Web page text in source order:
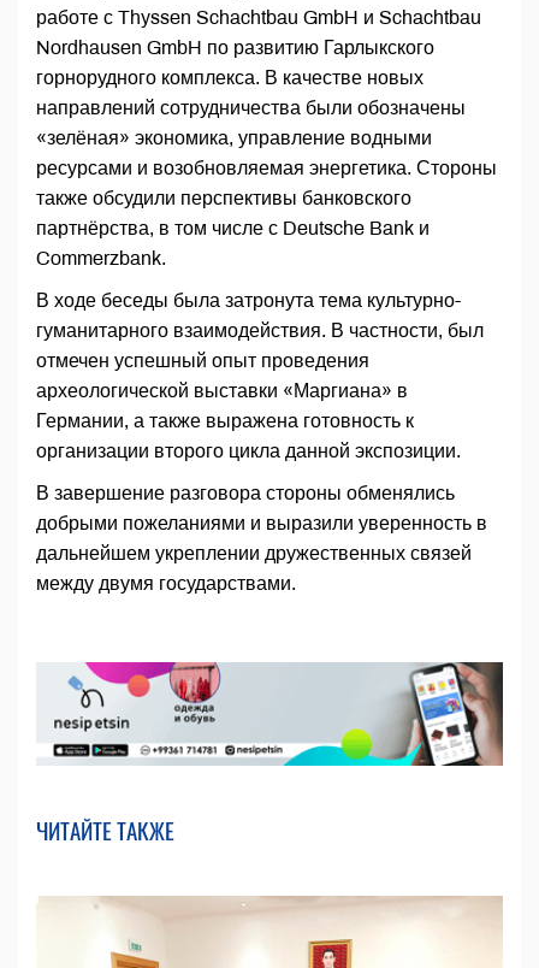
работе с Thyssen Schachtbau GmbH и Schachtbau
Nordhausen GmbH по развитию Гарлыкского
горнорудного комплекса. В качестве новых
направлений сотрудничества были обозначены
«зелёная» экономика, управление водными
ресурсами и возобновляемая энергетика. Стороны
также обсудили перспективы банковского
партнёрства, в том числе с Deutsche Bank и
Commerzbank.
В ходе беседы была затронута тема культурно-
гуманитарного взаимодействия. В частности, был
отмечен успешный опыт проведения
археологической выставки «Маргиана» в
Германии, а также выражена готовность к
организации второго цикла данной экспозиции.
В завершение разговора стороны обменялись
добрыми пожеланиями и выразили уверенность в
дальнейшем укреплении дружественных связей
между двумя государствами.
ЧИТАЙТЕ ТАКЖЕ